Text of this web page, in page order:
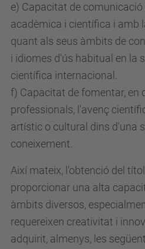
e) Capacitat de
acadèmica i científica i amb
quant als seus àmbits de
i idiomes d'ús habitual en la
científica internacional.
f) Capacitat de fomentar, en
professionals, l'avenç
artístic o cultural dins d'una
coneixement.
Així mateix, l'obtenció del
proporcionar una alta
àmbits diversos,
requereixen creativitat i
adquirit, almenys, les